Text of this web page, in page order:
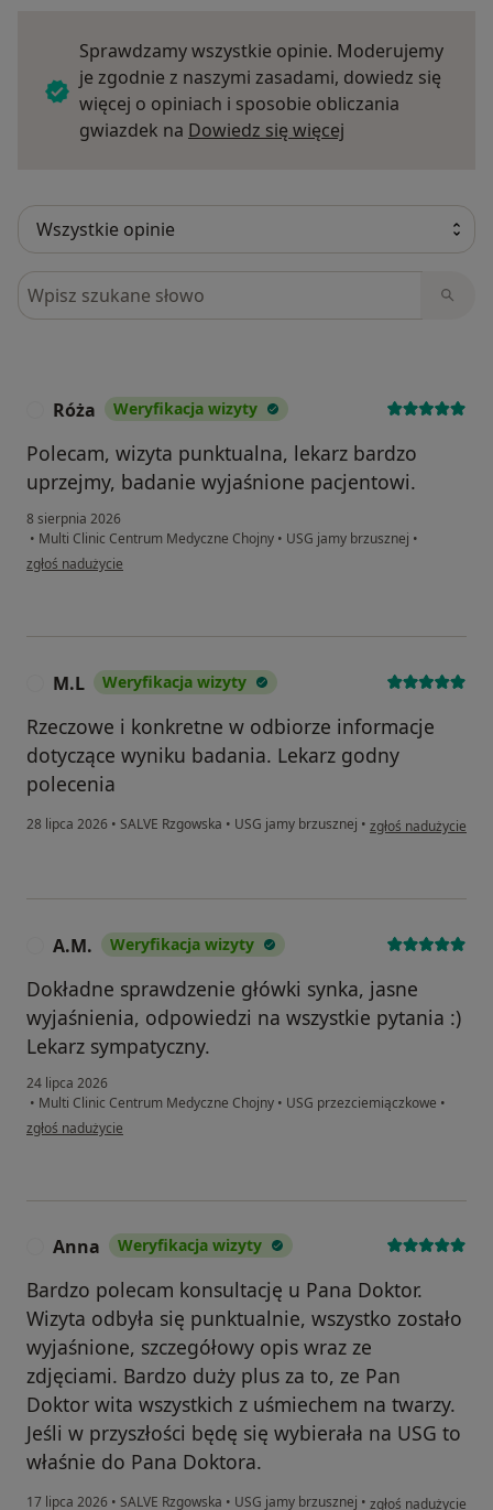
Sprawdzamy wszystkie opinie. Moderujemy
je zgodnie z naszymi zasadami, dowiedz się
więcej o opiniach i sposobie obliczania
gwiazdek na Dowiedz się więcej
Szukaj w opiniach
Róża Weryfikacja wizyty
Polecam, wizyta punktualna, lekarz bardzo
uprzejmy, badanie wyjaśnione pacjentowi.
8 sierpnia 2026
• Multi Clinic Centrum Medyczne Chojny • USG jamy brzusznej •
w opinii użytkownika Róża
zgłoś nadużycie
M.L Weryfikacja wizyty
Rzeczowe i konkretne w odbiorze informacje
dotyczące wyniku badania. Lekarz godny
polecenia
28 lipca 2026 • SALVE Rzgowska • USG jamy brzusznej • w opinii
zgłoś nadużycie
A.M. Weryfikacja wizyty
Dokładne sprawdzenie główki synka, jasne
wyjaśnienia, odpowiedzi na wszystkie pytania :)
Lekarz sympatyczny.
24 lipca 2026
• Multi Clinic Centrum Medyczne Chojny • USG przezciemiączkowe •
w opinii użytkownika A.M.
zgłoś nadużycie
Anna Weryfikacja wizyty
Bardzo polecam konsultację u Pana Doktor.
Wizyta odbyła się punktualnie, wszystko zostało
wyjaśnione, szczegółowy opis wraz ze
zdjęciami. Bardzo duży plus za to, ze Pan
Doktor wita wszystkich z uśmiechem na twarzy.
Jeśli w przyszłości będę się wybierała na USG to
właśnie do Pana Doktora.
17 lipca 2026 • SALVE Rzgowska • USG jamy brzusznej • w opinii
zgłoś nadużycie